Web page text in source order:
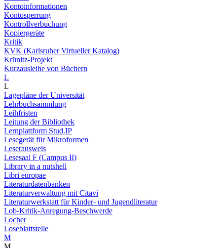
Kontoinformationen
Kontosperrung
Kontrollverbuchung
Kopiergeräte
Kritik
KVK (Karlsruher Virtueller Katalog)
Krünitz-Projekt
Kurzausleihe von Büchern
L
L
Lagepläne der Universität
Lehrbuchsammlung
Leihfristen
Leitung der Bibliothek
Lernplattform Stud.IP
Lesegerät für Mikroformen
Leserausweis
Lesesaal F (Campus II)
Library in a nutshell
Libri europae
Literaturdatenbanken
Literaturverwaltung mit Citavi
Literaturwerkstatt für Kinder- und Jugendliteratur
Lob-Kritik-Anregung-Beschwerde
Locher
Loseblattstelle
M
M